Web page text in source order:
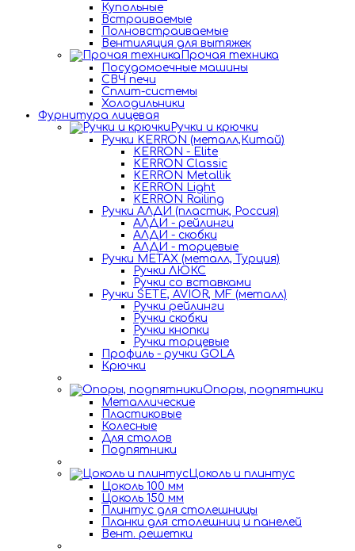
Купольные
Встраиваемые
Полновстраиваемые
Вентиляция для вытяжек
Прочая техника
Посудомоечные машины
СВЧ печи
Сплит-системы
Холодильники
Фурнитура лицевая
Ручки и крючки
Ручки KERRON (металл,Китай)
KERRON - Elite
KERRON Classic
KERRON Metallik
KERRON Light
KERRON Railing
Ручки АЛДИ (пластик, Россия)
АЛДИ - рейлинги
АЛДИ - скобки
АЛДИ - торцевые
Ручки METAX (металл, Турция)
Ручки ЛЮКС
Ручки со вставками
Ручки SETE, AVIOR, MF (металл)
Ручки рейлинги
Ручки скобки
Ручки кнопки
Ручки торцевые
Профиль - ручки GOLA
Крючки
Опоры, подпятники
Металлические
Пластиковые
Колесные
Для столов
Подпятники
Цоколь и плинтус
Цоколь 100 мм
Цоколь 150 мм
Плинтус для столешницы
Планки для столешниц и панелей
Вент. решетки